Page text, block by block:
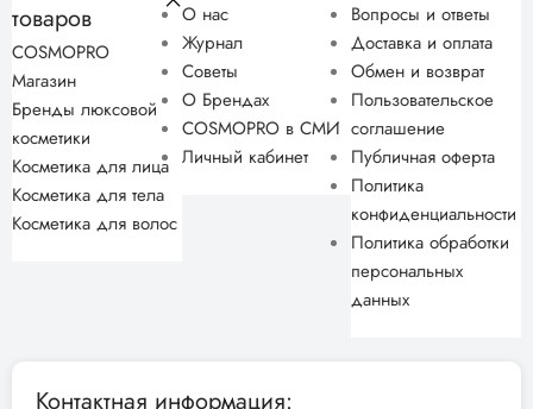
товаров
COSMOPRO
Магазин
Бренды люксовой
косметики
Косметика для лица
Косметика для тела
Косметика для волос
О нас
Журнал
Советы
О Брендах
COSMOPRO в СМИ
Личный кабинет
Вопросы и ответы
Доставка и оплата
Обмен и возврат
Пользовательское
соглашение
Публичная оферта
Политика
конфиденциальности
Политика обработки
персональных
данных
Контактная информация: